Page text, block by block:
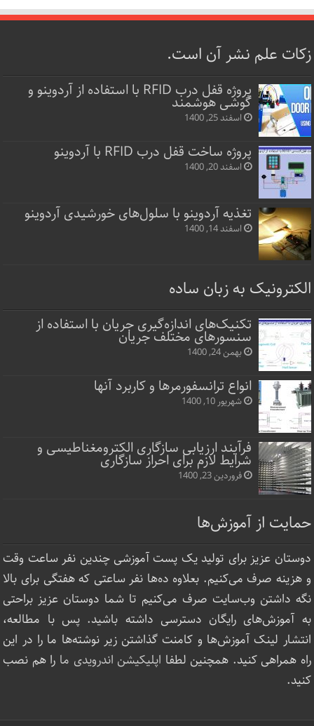
زکات علم نشر آن است.
پروژه قفل‌ درب RFID با استفاده از آردوینو و
گوشی هوشمند
اسفند 25, 1400
پروژه ساخت قفل‌ درب RFID با آردوینو
اسفند 20, 1400
تغذیه آردوینو با سلول‌های خورشیدی آردوینو
اسفند 14, 1400
الکترونیک به زبان ساده
تکنیک‌های اندازه‌گیری جریان با استفاده از
سنسورهای مختلف جریان
بهمن 24, 1400
انواع ترانسفورمرها و کاربرد آنها
شهریور 10, 1400
فرآیند ارزیابی سازگاری الکترومغناطیسی و
شرایط لازم برای احراز سازگاری
فروردین 23, 1400
حمایت از آموزش‌ها
دوستان عزیز برای تولید یک پست آموزشی چندین نفر ساعت‌ وقت
و هزینه صرف می‌کنیم. بعلاوه ده‌ها نفر ساعتی که هفتگی برای بالا
نگه داشتن وب‌سایت صرف ‌می‌کنیم تا شما دوستان عزیز براحتی
به آموزش‌های رایگان دسترسی داشته باشید. پس با مطالعه،
انتشار لینک‌ آموزش‌ها و کامنت گذاشتن زیر نوشته‌‌ها ما را در این
راه همراهی کنید. همچنین لطفا اپلیکیشن اندرویدی ما را هم نصب
کنید.